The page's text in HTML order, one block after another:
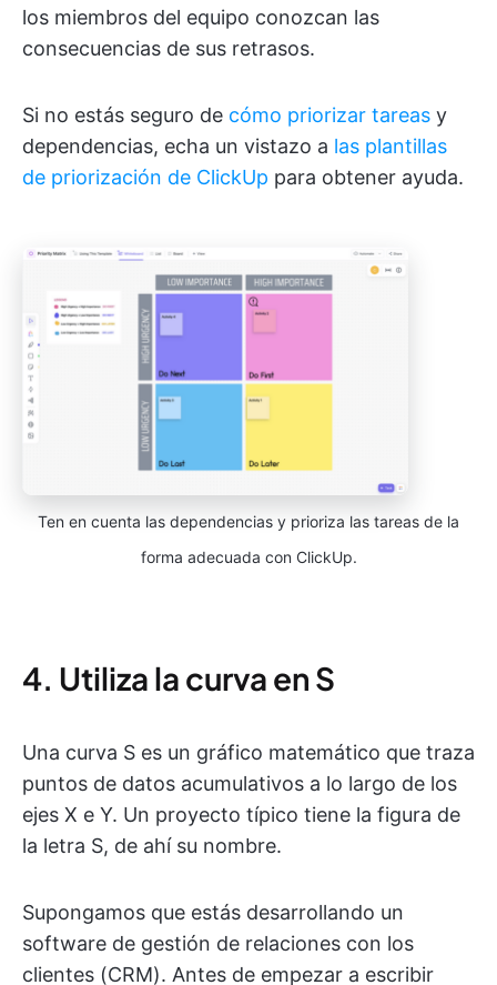
los miembros del equipo conozcan las
consecuencias de sus retrasos.
Si no estás seguro de cómo priorizar tareas y
dependencias, echa un vistazo a las plantillas
de priorización de ClickUp para obtener ayuda.
Ten en cuenta las dependencias y prioriza las tareas de la
forma adecuada con ClickUp.
4. Utiliza la curva en S
Una curva S es un gráfico matemático que traza
puntos de datos acumulativos a lo largo de los
ejes X e Y. Un proyecto típico tiene la figura de
la letra S, de ahí su nombre.
Supongamos que estás desarrollando un
software de gestión de relaciones con los
clientes (CRM). Antes de empezar a escribir